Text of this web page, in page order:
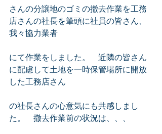
さんの分譲地のゴミの撤去作業を工務
店さんの社長を筆頭に社員の皆さん、
我々協力業者
にて作業をしました。　近隣の皆さん
に配慮して土地を一時保管場所に開放
した工務店さん
の社長さんの心意気にも共感しまし
た。　撤去作業前の状況は、、、